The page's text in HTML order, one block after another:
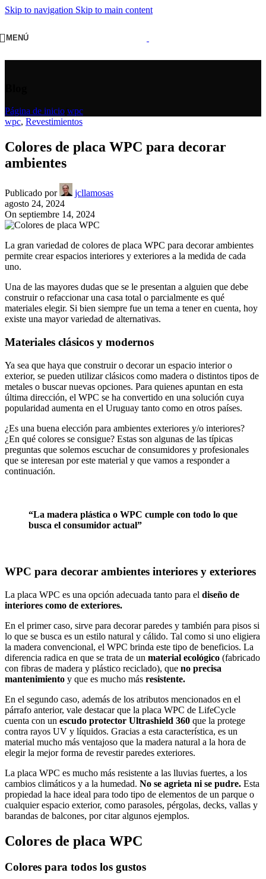
Skip to navigation Skip to main content
MENÚ
Página de inicio wpc
wpc, Revestimientos
Colores de placa WPC para decorar
ambientes
Publicado por
jcllamosas
agosto 24, 2024
On septiembre 14, 2024
La gran variedad de colores de placa WPC para decorar ambientes
permite crear espacios interiores y exteriores a la medida de cada
uno.
Una de las mayores dudas que se le presentan a alguien que debe
construir o refaccionar una casa total o parcialmente es qué
materiales elegir. Si bien siempre fue un tema a tener en cuenta, hoy
existe una mayor variedad de alternativas.
Materiales clásicos y modernos
Ya sea que haya que construir o decorar un espacio interior o
exterior, se pueden utilizar clásicos como madera o distintos tipos de
metales o buscar nuevas opciones. Para quienes apuntan en esta
última dirección, el WPC se ha convertido en una solución cuya
popularidad aumenta en el Uruguay tanto como en otros países.
¿Es una buena elección para ambientes exteriores y/o interiores?
¿En qué colores se consigue? Estas son algunas de las típicas
preguntas que solemos escuchar de consumidores y profesionales
que se interesan por este material y que vamos a responder a
continuación.
“La madera plástica o WPC cumple con todo lo que
busca el consumidor actual”
WPC para decorar ambientes interiores y exteriores
La placa WPC es una opción adecuada tanto para el diseño de
interiores como de exteriores.
En el primer caso, sirve para decorar paredes y también para pisos si
lo que se busca es un estilo natural y cálido. Tal como si uno eligiera
la madera convencional, el WPC brinda este tipo de beneficios. La
diferencia radica en que se trata de un material ecológico (fabricado
con fibras de madera y plástico reciclado), que no precisa
mantenimiento y que es mucho más resistente.
En el segundo caso, además de los atributos mencionados en el
párrafo anterior, vale destacar que la placa WPC de LifeCycle
cuenta con un escudo protector Ultrashield 360 que la protege
contra rayos UV y líquidos. Gracias a esta característica, es un
material mucho más ventajoso que la madera natural a la hora de
elegir la mejor forma de revestir paredes exteriores.
La placa WPC es mucho más resistente a las lluvias fuertes, a los
cambios climáticos y a la humedad. No se agrieta ni se pudre. Esta
propiedad la hace ideal para todo tipo de elementos de un parque o
cualquier espacio exterior, como parasoles, pérgolas, decks, vallas y
barandas de balcones, por citar algunos ejemplos.
Colores de placa WPC
Colores para todos los gustos